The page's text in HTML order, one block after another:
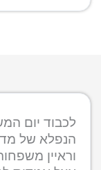
לכבוד יום
וראיין